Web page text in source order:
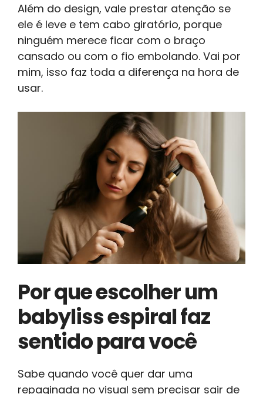
Além do design, vale prestar atenção se
ele é leve e tem cabo giratório, porque
ninguém merece ficar com o braço
cansado ou com o fio embolando. Vai por
mim, isso faz toda a diferença na hora de
usar.
Por que escolher um
babyliss espiral faz
sentido para você
Sabe quando você quer dar uma
repaginada no visual sem precisar sair de